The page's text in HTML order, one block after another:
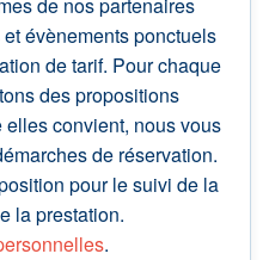
de nos partenaires
évènements ponctuels
de tarif. Pour chaque
des propositions
convient, nous vous
de réservation.
pour le suivi de la
la prestation.
.